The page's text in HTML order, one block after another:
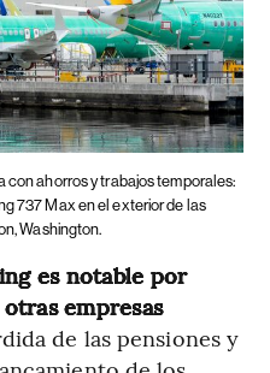
con ahorros y trabajos temporales:
737 Max en el exterior de las
Washington.
es notable por
empresas
de las pensiones y